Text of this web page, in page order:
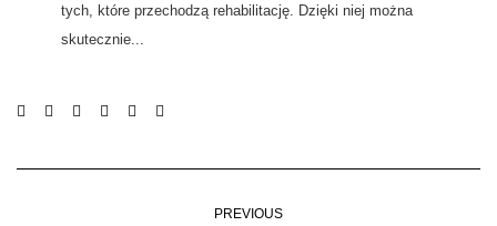
tych, które przechodzą rehabilitację. Dzięki niej można
skutecznie...
PREVIOUS